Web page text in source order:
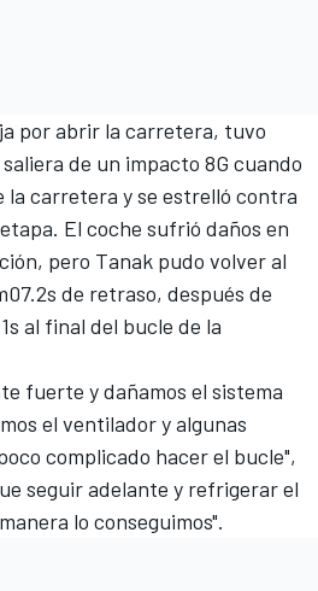
por abrir la carretera, tuvo
de un impacto 8G cuando
la carretera y se estrelló contra
El coche sufrió daños en
pero Tanak pudo volver al
de retraso, después de
al final del bucle de la
fuerte y dañamos el sistema
el ventilador y algunas
complicado hacer el bucle",
seguir adelante y refrigerar el
lo conseguimos".